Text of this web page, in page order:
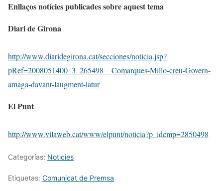
Enllaços notícies publicades sobre aquest tema
Diari de Girona
http://www.diaridegirona.cat/secciones/noticia.jsp?
pRef=2008051400_3_265498__Comarques-Millo-creu-Govern-
amaga-davant-laugment-latur
El Punt
http://www.vilaweb.cat/www/elpunt/noticia?p_idcmp=2850498
Categorías: Noticies
Etiquetas: Comunicat de Premsa